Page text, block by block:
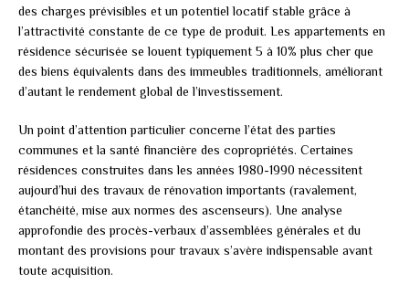
des charges prévisibles et un potentiel locatif stable grâce à
l’attractivité constante de ce type de produit. Les appartements en
résidence sécurisée se louent typiquement 5 à 10% plus cher que
des biens équivalents dans des immeubles traditionnels, améliorant
d’autant le rendement global de l’investissement.
Un point d’attention particulier concerne l’état des parties
communes et la santé financière des copropriétés. Certaines
résidences construites dans les années 1980-1990 nécessitent
aujourd’hui des travaux de rénovation importants (ravalement,
étanchéité, mise aux normes des ascenseurs). Une analyse
approfondie des procès-verbaux d’assemblées générales et du
montant des provisions pour travaux s’avère indispensable avant
toute acquisition.